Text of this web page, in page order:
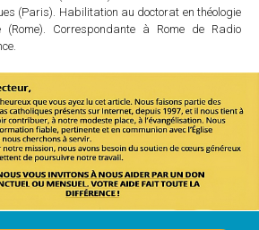
(Paris). Habilitation au doctorat en théologie
(Rome). Correspondante à Rome de Radio